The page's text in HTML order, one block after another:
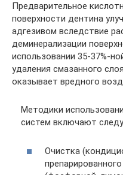
Предварительное
поверхности дентина
адгезивом вследствие
деминерализации
использовании 35-37%-
удаления смазанного
оказывает вредного
Методики
систем включают
Очистка